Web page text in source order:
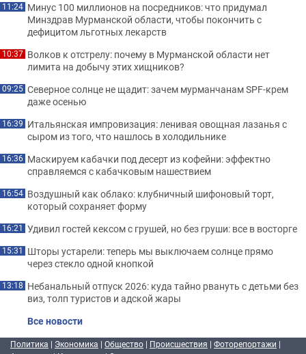
11:24 Минус 100 миллионов на посредников: что придумал
Минздрав Мурманской области, чтобы покончить с
дефицитом льготных лекарств
10:37 Волков к отстрелу: почему в Мурманской области нет
лимита на добычу этих хищников?
09:25 Северное солнце не щадит: зачем мурманчанам SPF-крем
даже осенью
16:39 Итальянская импровизация: ленивая овощная лазанья с
сыром из того, что нашлось в холодильнике
16:36 Маскируем кабачки под десерт из кофейни: эффектно
справляемся с кабачковым нашествием
16:54 Воздушный как облако: клубничный шифоновый торт,
который сохраняет форму
16:21 Удивил гостей кексом с грушей, но без груши: все в восторге
15:31 Шторы устарели: теперь мы выключаем солнце прямо
через стекло одной кнопкой
13:18 Небанальный отпуск 2026: куда тайно рвануть с детьми без
виз, толп туристов и адской жары
Все новости
Политика | Экономика | Общество | Происшествия | Фоторепортажи |